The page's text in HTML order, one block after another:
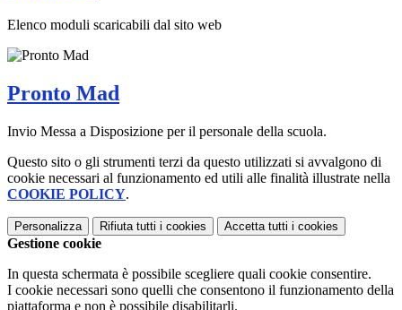
Elenco moduli scaricabili dal sito web
Pronto Mad
Invio Messa a Disposizione per il personale della scuola.
Questo sito o gli strumenti terzi da questo utilizzati si avvalgono di
cookie necessari al funzionamento ed utili alle finalità illustrate nella
COOKIE POLICY.
Personalizza Rifiuta tutti i cookies Accetta tutti i cookies
Gestione cookie
In questa schermata è possibile scegliere quali cookie consentire.
I cookie necessari sono quelli che consentono il funzionamento della
piattaforma e non è possibile disabilitarli.